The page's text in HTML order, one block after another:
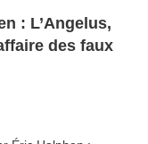
: L’Angelus,
des faux